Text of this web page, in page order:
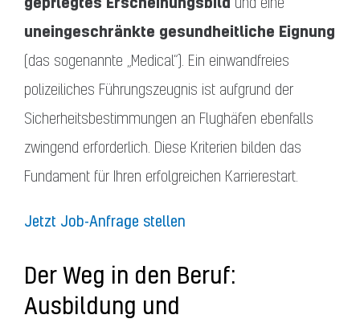
uneingeschränkte gesundheitliche Eignung
(das sogenannte „Medical“). Ein einwandfreies
polizeiliches Führungszeugnis ist aufgrund der
Sicherheitsbestimmungen an Flughäfen ebenfalls
zwingend erforderlich. Diese Kriterien bilden das
Fundament für Ihren erfolgreichen Karrierestart.
Jetzt Job-Anfrage stellen
Der Weg in den Beruf:
Ausbildung und